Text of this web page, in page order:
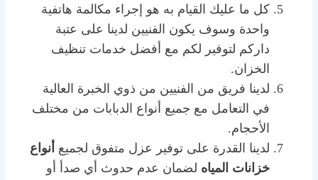
كل ما عليك القيام به هو إجراء مكالمة هاتفية
واحدة وسوف يكون الفنيين لدينا على عتبة
داركم لتوفير لكم مع أفضل خدمات تنظيف
الخزان.
لدينا فريق من الفنيين من ذوي الخبرة العالية
في التعامل مع جميع أنواع الدبابات من مختلف
الأحجام.
لدينا القدرة على توفير عزل متفوق لجميع أنواع
خزانات المياه لضمان عدم حدوث أي صدأ أو